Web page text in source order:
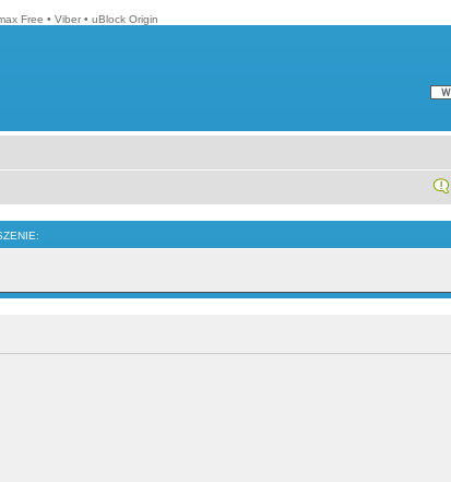
Free • Viber • uBlock Origin